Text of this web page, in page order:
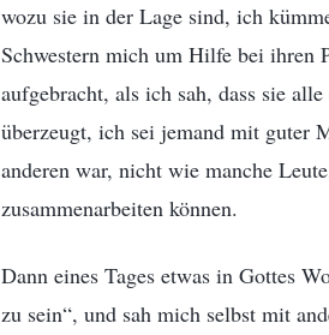
wozu sie in der Lage sind, ich
Schwestern mich um Hilfe bei ihren
aufgebracht, als ich sah, dass sie
überzeugt, ich sei jemand mit guter
anderen war, nicht wie manche
zusammenarbeiten können.
Dann eines Tages etwas in Gottes
zu sein“, und sah mich selbst mit